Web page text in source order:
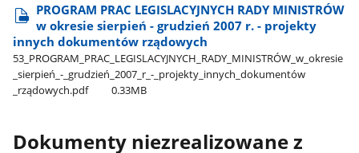
PROGRAM PRAC LEGISLACYJNYCH RADY MINISTRÓW
w okresie sierpień - grudzień 2007 r. - projekty
innych dokumentów rządowych
53​_PROGRAM​_PRAC​_LEGISLACYJNYCH​_RADY​_MINISTRÓW​_w​_okresie​
_sierpień​_-​_grudzień​_2007​_r​_-​_projekty​_innych​_dokumentów​
_rządowych.pdf
0.33MB
Dokumenty niezrealizowane z